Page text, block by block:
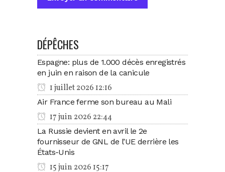
DÉPÊCHES
Espagne: plus de 1.000 décès enregistrés
en juin en raison de la canicule
1 juillet 2026 12:16
Air France ferme son bureau au Mali
17 juin 2026 22:44
La Russie devient en avril le 2e
fournisseur de GNL de l’UE derrière les
États-Unis
15 juin 2026 15:17